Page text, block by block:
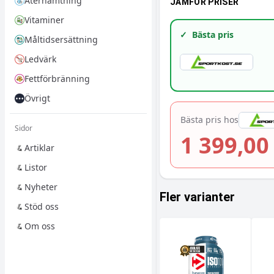
Vitaminer
Måltidsersättning
Ledvärk
Fettförbränning
Övrigt
Sidor
Artiklar
Listor
Nyheter
Stöd oss
Om oss
✓ Bästa pris
Bästa pris hos
1
Fler varianter